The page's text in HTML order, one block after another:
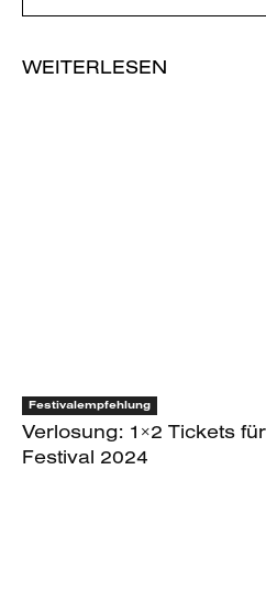
WEITERLESEN
Festivalempfehlung
Verlosung: 1×2 Tickets
Festival 2024